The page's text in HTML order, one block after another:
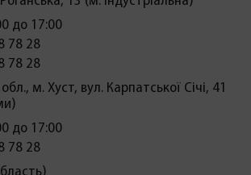
до 17:00
78 28
78 28
м. Хуст, вул. Карпатської Січі, 41
до 17:00
78 28